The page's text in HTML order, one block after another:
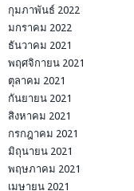
กุมภาพันธ์ 2022
มกราคม 2022
ธันวาคม 2021
พฤศจิกายน 2021
ตุลาคม 2021
กันยายน 2021
สิงหาคม 2021
กรกฎาคม 2021
มิถุนายน 2021
พฤษภาคม 2021
เมษายน 2021